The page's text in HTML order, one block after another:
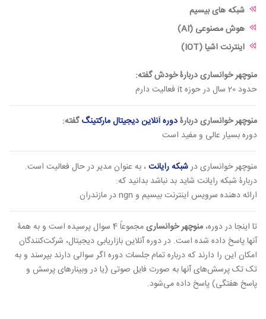
شبکه های بیسیم
هوش مصنوعی (َAI)
اینترنت اشیا (IOT)
منوچهر خوانساری دربارۀ خودش گفته:
حدود 20 سال در حوزه it فعالیت دارم
منوچهر خوانساری دربارۀدوره آنلاین دیجیتال مارکتینگگفته:
دوره بسیار عالی و مفید است
منوچهر خوانساری درشبکه رایانت، به عنوان مدیر در حال فعالیت است.
دربارۀ شبکه رایانت شاید بد نباشد بدانید که:
ارائه دهنده سرویس اینترنت بیسیم و ngn در مازندران
تا اینجا در دوره، منوچهر خوانساری
مجموعاً 4 سوال پرسیده است و به همۀ
آنها پاسخ داده شده است. در دوره آنلاین بازاریابی دیجیتال، شرکت‌کنندگان
امکان این را دارند که درباره تمام جلسات دوره اگر سوالی دارند بپرسند و به
تک تک پرسش‌های آنها به صورت فایل صوتی (یا در وبینارهای پرسش و
پاسخ هفتگی) پاسخ داده می‌شود.